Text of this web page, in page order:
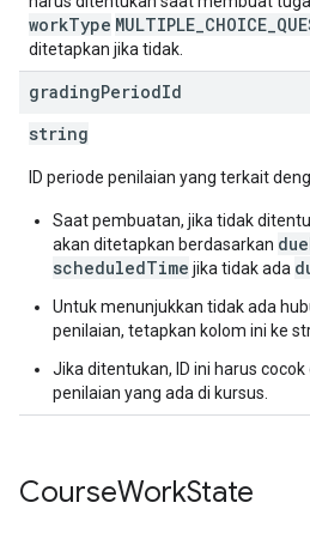
workType
ditetapkan jika tidak.
gradingPeriodId
string
ID periode penilaian yang terkait
Saat pembuatan, jika tidak
akan ditetapkan berdasarkan
scheduledTime jika tidak ada
Untuk menunjukkan tidak ada
penilaian, tetapkan kolom ini ke
Jika ditentukan, ID ini harus cocok
penilaian yang ada di kursus.
CourseWorkState